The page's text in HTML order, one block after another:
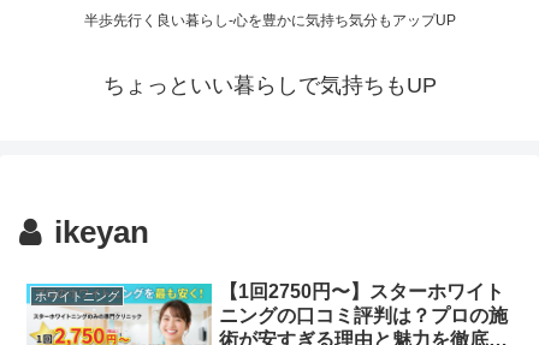
半歩先行く良い暮らし-心を豊かに気持ち気分もアップUP
ちょっといい暮らしで気持ちもUP
ikeyan
ホワイトニング
【1回2750円〜】スターホワイト
ニングの口コミ評判は？プロの施
術が安すぎる理由と魅力を徹底解